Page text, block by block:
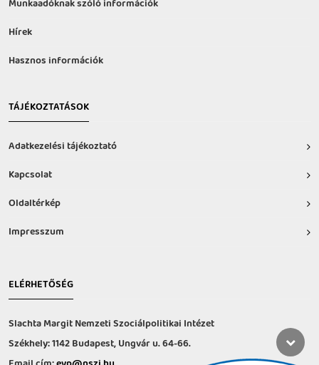
Munkaadóknak szóló információk
Hírek
Hasznos információk
TÁJÉKOZTATÁSOK
Adatkezelési tájékoztató
Kapcsolat
Oldaltérkép
Impresszum
ELÉRHETŐSÉG
Slachta Margit Nemzeti Szociálpolitikai Intézet
Székhely: 1142 Budapest, Ungvár u. 64-66.